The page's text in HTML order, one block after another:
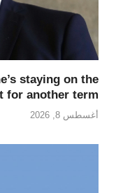
staying on the
for another term
أغسطس 8, 2026